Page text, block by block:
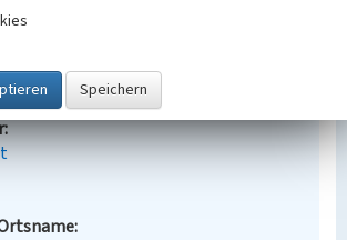
Lausitz, BLDAM 2023)
F60 Nr. 32